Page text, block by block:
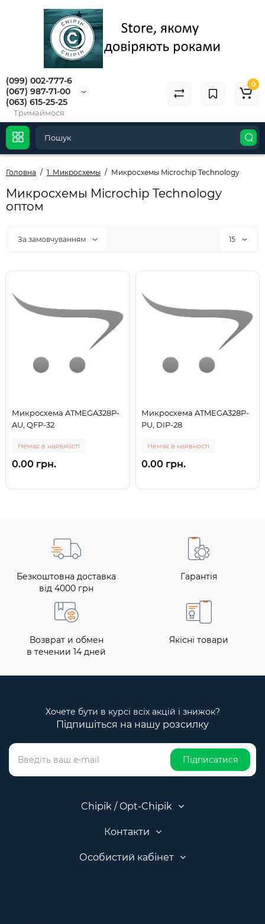
(099) 002-777-6
(067) 987-71-00
(063) 615-25-25
Тримаймося
0
Головна 1. Микросхемы Микросхемы Microchip Technology
Микросхемы Microchip Technology
оптом
За замовчуванням 15
Микросхема ATMEGA328P-
AU, QFP-32
Немає в наявності
0.00 грн.
Микросхема ATMEGA328P-
PU, DIP-28
Немає в наявності
0.00 грн.
Безкоштовна доставка
від 4000 грн
Гарантія
Возврат и обмен
в течении 14 дней
Якісні товари
Хочете бути в курсі всіх акцій і знижок?
Підпишіться на нашу розсилку
Підписатися
Chipik / Opt-Chipik
Контакти
Особистий кабінет